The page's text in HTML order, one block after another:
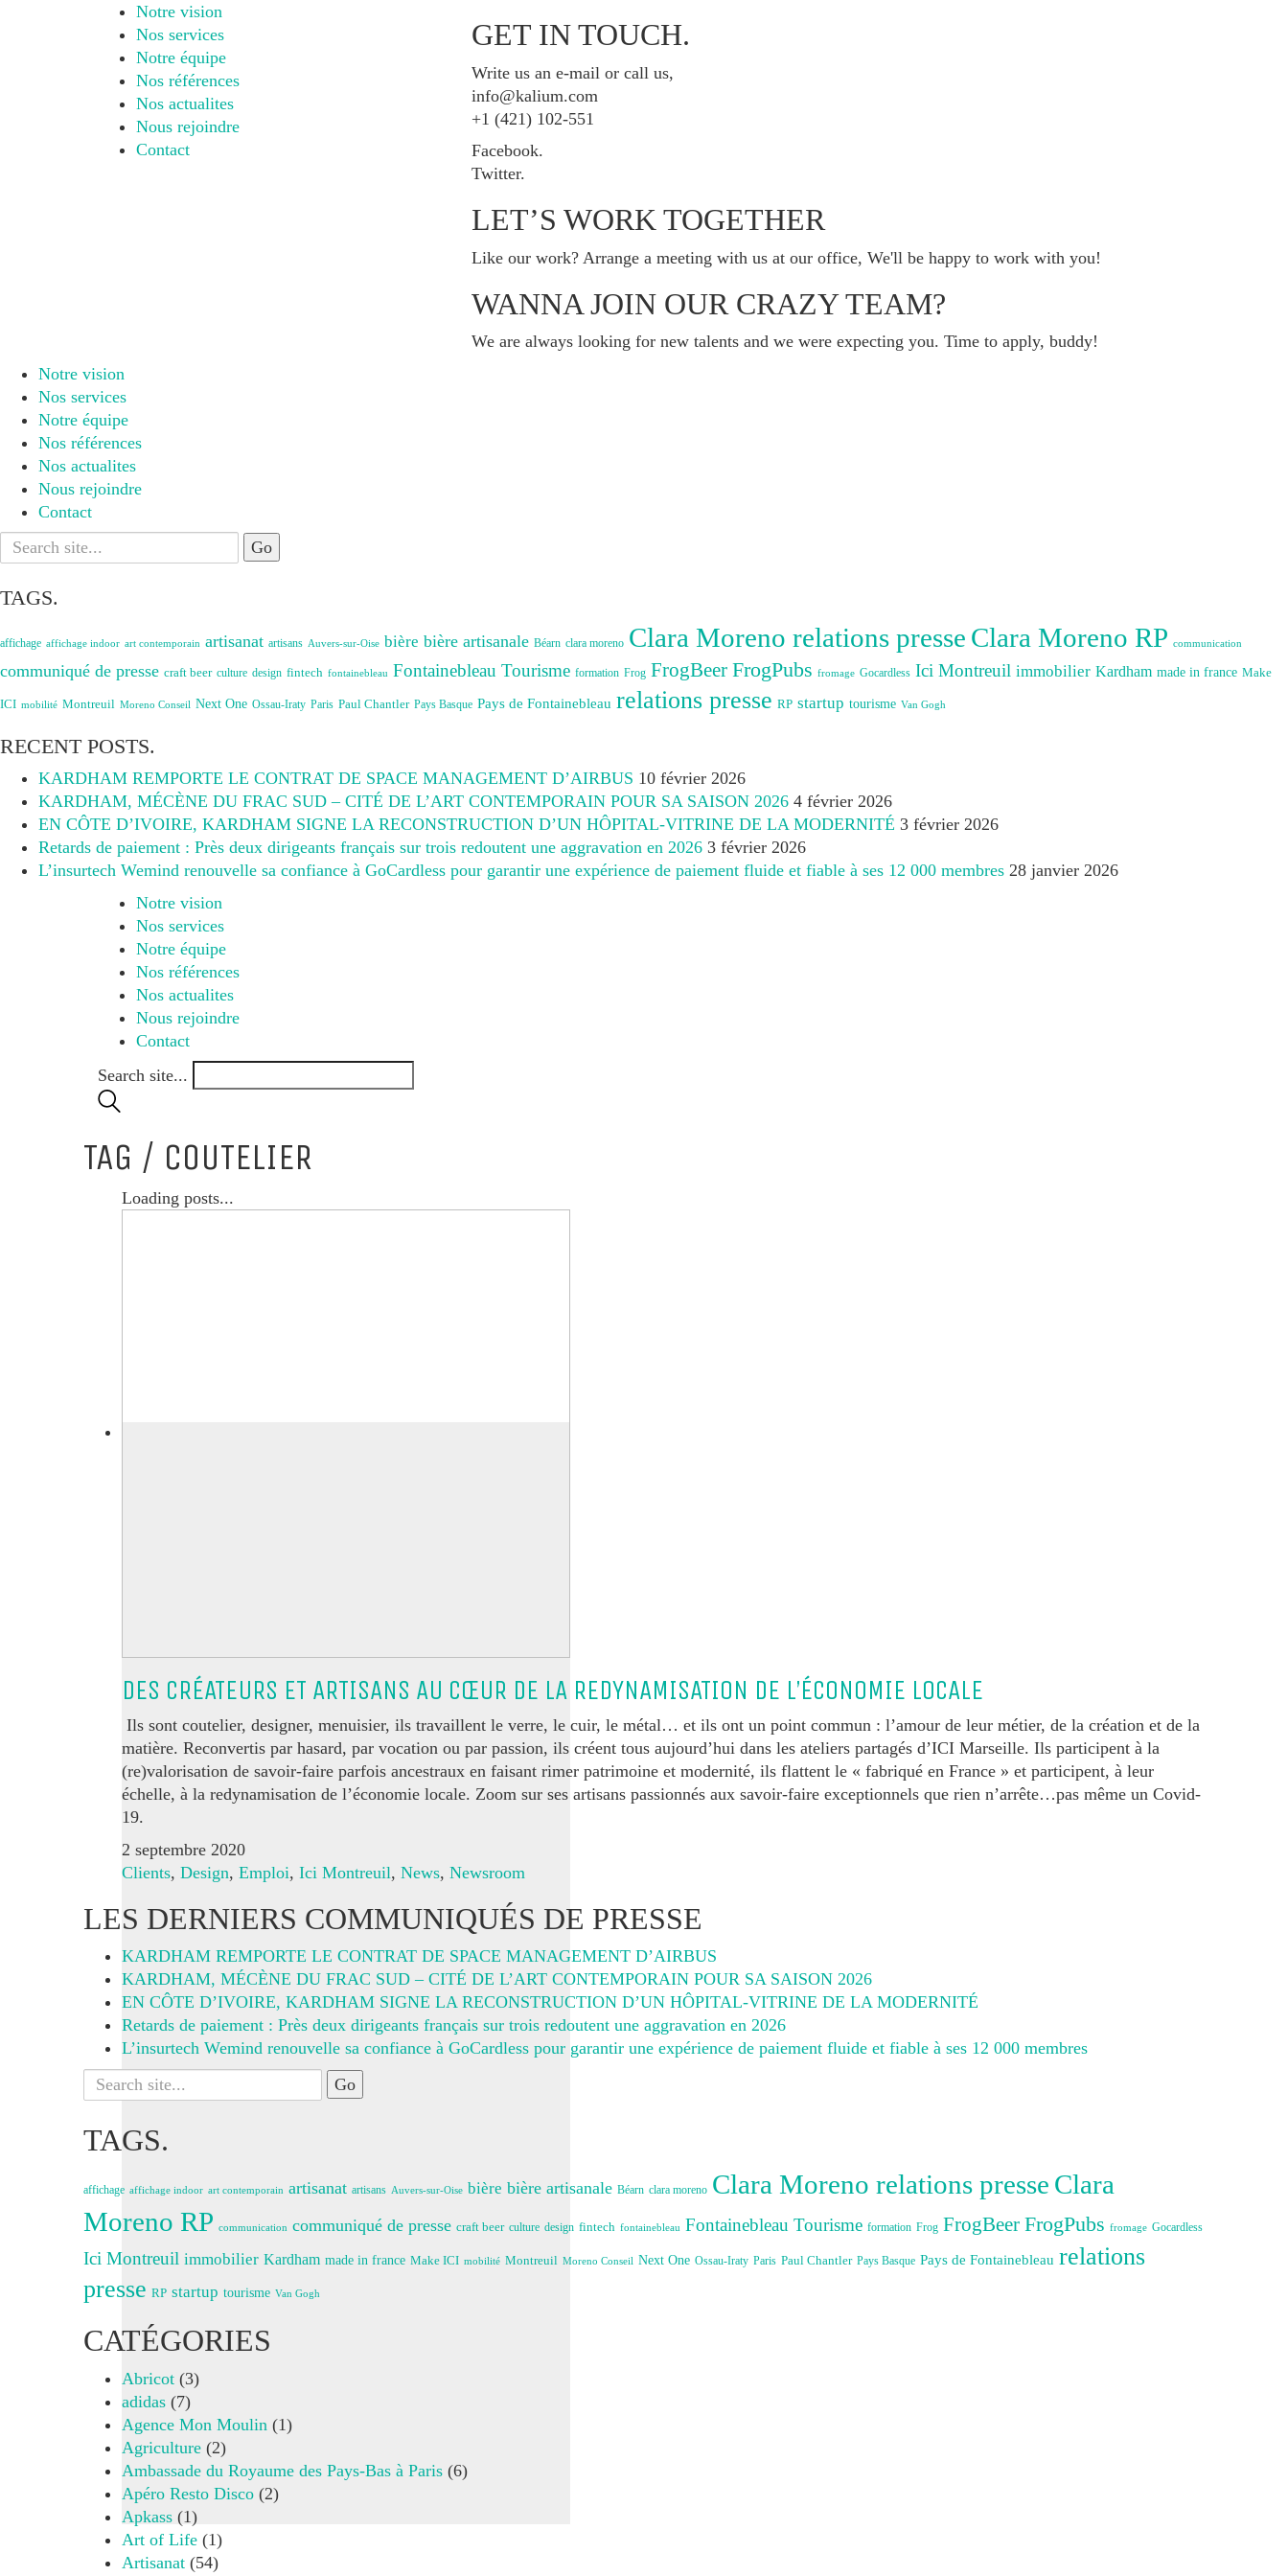
Notre vision
Nos services
Notre équipe
Nos références
Nos actualites
Nous rejoindre
Contact
GET IN TOUCH.
Write us an e-mail or call us,
info@kalium.com
+1 (421) 102-551
Facebook.
Twitter.
LET’S WORK TOGETHER
Like our work? Arrange a meeting with us at our office, We'll be happy to work with you!
WANNA JOIN OUR CRAZY TEAM?
We are always looking for new talents and we were expecting you. Time to apply, buddy!
Notre vision
Nos services
Notre équipe
Nos références
Nos actualites
Nous rejoindre
Contact
Search
for:
TAGS.
affichage affichage indoor art contemporain artisanat artisans Auvers-sur-Oise bière bière artisanale Béarn clara moreno Clara Moreno relations presse Clara Moreno RP communication
communiqué de presse craft beer culture design fintech fontainebleau Fontainebleau Tourisme formation Frog FrogBeer FrogPubs fromage Gocardless Ici Montreuil immobilier Kardham made in france Make
ICI mobilité Montreuil Moreno Conseil Next One Ossau-Iraty Paris Paul Chantler Pays Basque Pays de Fontainebleau relations presse RP startup tourisme Van Gogh
RECENT POSTS.
KARDHAM REMPORTE LE CONTRAT DE SPACE MANAGEMENT D’AIRBUS 10 février 2026
KARDHAM, MÉCÈNE DU FRAC SUD – CITÉ DE L’ART CONTEMPORAIN POUR SA SAISON 2026 4 février 2026
EN CÔTE D’IVOIRE, KARDHAM SIGNE LA RECONSTRUCTION D’UN HÔPITAL-VITRINE DE LA MODERNITÉ 3 février 2026
Retards de paiement : Près deux dirigeants français sur trois redoutent une aggravation en 2026 3 février 2026
L’insurtech Wemind renouvelle sa confiance à GoCardless pour garantir une expérience de paiement fluide et fiable à ses 12 000 membres 28 janvier 2026
Notre vision
Nos services
Notre équipe
Nos références
Nos actualites
Nous rejoindre
Contact
Search site...
TAG / COUTELIER
Loading posts...
DES CRÉATEURS ET ARTISANS AU CŒUR DE LA REDYNAMISATION DE L’ÉCONOMIE LOCALE
Ils sont coutelier, designer, menuisier, ils travaillent le verre, le cuir, le métal… et ils ont un point commun : l’amour de leur métier, de la création et de la
matière. Reconvertis par hasard, par vocation ou par passion, ils créent tous aujourd’hui dans les ateliers partagés d’ICI Marseille. Ils participent à la
(re)valorisation de savoir-faire parfois ancestraux en faisant rimer patrimoine et modernité, ils flattent le « fabriqué en France » et participent, à leur
échelle, à la redynamisation de l’économie locale. Zoom sur ses artisans passionnés aux savoir-faire exceptionnels que rien n’arrête…pas même un Covid-
19.
2 septembre 2020
Clients, Design, Emploi, Ici Montreuil, News, Newsroom
LES DERNIERS COMMUNIQUÉS DE PRESSE
KARDHAM REMPORTE LE CONTRAT DE SPACE MANAGEMENT D’AIRBUS
KARDHAM, MÉCÈNE DU FRAC SUD – CITÉ DE L’ART CONTEMPORAIN POUR SA SAISON 2026
EN CÔTE D’IVOIRE, KARDHAM SIGNE LA RECONSTRUCTION D’UN HÔPITAL-VITRINE DE LA MODERNITÉ
Retards de paiement : Près deux dirigeants français sur trois redoutent une aggravation en 2026
L’insurtech Wemind renouvelle sa confiance à GoCardless pour garantir une expérience de paiement fluide et fiable à ses 12 000 membres
Search
for:
TAGS.
affichage affichage indoor art contemporain artisanat artisans Auvers-sur-Oise bière bière artisanale Béarn clara moreno Clara Moreno relations presse Clara
Moreno RP communication communiqué de presse craft beer culture design fintech fontainebleau Fontainebleau Tourisme formation Frog FrogBeer FrogPubs fromage Gocardless
Ici Montreuil immobilier Kardham made in france Make ICI mobilité Montreuil Moreno Conseil Next One Ossau-Iraty Paris Paul Chantler Pays Basque Pays de Fontainebleau relations
presse RP startup tourisme Van Gogh
CATÉGORIES
Abricot (3)
adidas (7)
Agence Mon Moulin (1)
Agriculture (2)
Ambassade du Royaume des Pays-Bas à Paris (6)
Apéro Resto Disco (2)
Apkass (1)
Art of Life (1)
Artisanat (54)